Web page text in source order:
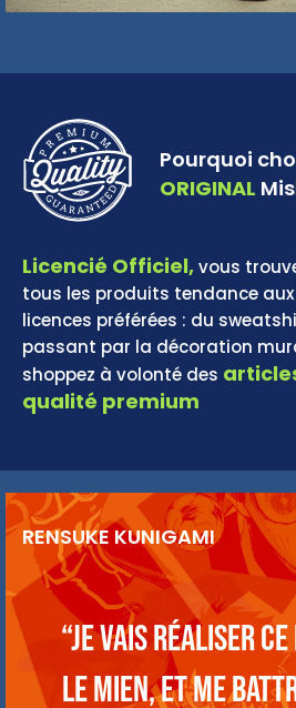
Pourquoi
ORIGINAL
Licencié Officiel,vous
tous les produits tendance
licences préférées : du
passant par la décoration
shoppez à volonté des
qualité premium
RENSUKE KUNIGAMI
“Je vais réaliser
le mien, et me